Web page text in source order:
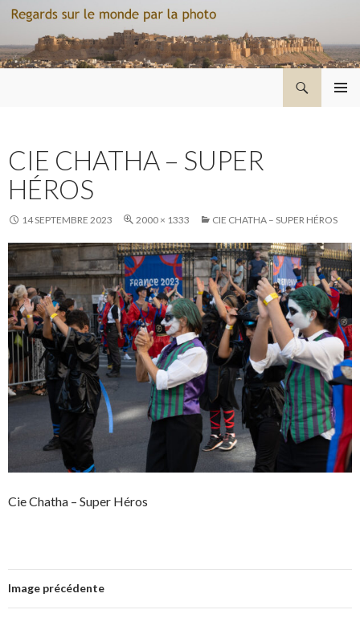
CIE CHATHA – SUPER
HÉROS
14 SEPTEMBRE 2023 2000 × 1333 CIE CHATHA – SUPER HÉROS
Cie Chatha – Super Héros
Image précédente